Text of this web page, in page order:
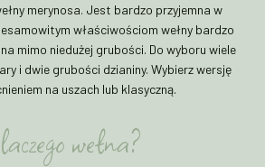
merynosa. Jest bardzo przyjemna w
właściwościom wełny bardzo
mimo niedużej grubości. Do wyboru wiele
i dwie grubości dzianiny. Wybierz wersję
na uszach lub klasyczną.
wełna?